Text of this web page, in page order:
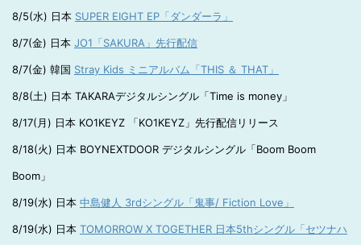
8/5(水) 日本 SUPER EIGHT EP「ダンダーラ」
8/7(金) 日本 JO1「SAKURA」先行配信
8/7(金) 韓国 Stray Kids ミニアルバム「THIS ＆ THAT」
8/8(土) 日本 TAKARAデジタルシングル「Time is money」
8/17(月) 日本 KO1KEYZ 「KO1KEYZ」先行配信リリース
8/18(火) 日本 BOYNEXTDOOR デジタルシングル「Boom Boom
Boom」
8/19(水) 日本 中島健人 3rdシングル「鬼事/ Fiction Love」
8/19(水) 日本 TOMORROW X TOGETHER 日本5thシングル「セツナハ